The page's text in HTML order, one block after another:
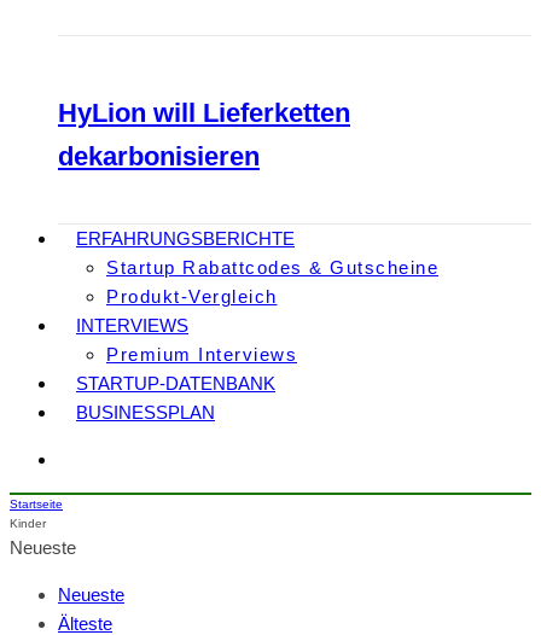
HyLion will Lieferketten
dekarbonisieren
ERFAHRUNGSBERICHTE
Startup Rabattcodes & Gutscheine
Produkt-Vergleich
INTERVIEWS
Premium Interviews
STARTUP-DATENBANK
BUSINESSPLAN
Startseite
Kinder
Neueste
Neueste
Älteste